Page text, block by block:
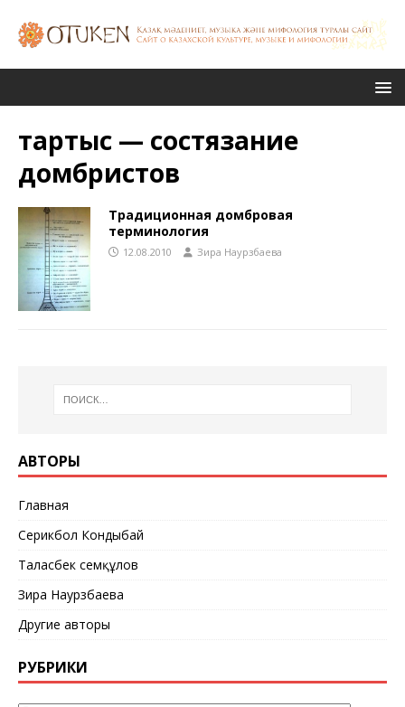
тартыс — состязание
домбристов
Традиционная домбровая
терминология
12.08.2010 Зира Наурзбаева
АВТОРЫ
Главная
Серикбол Кондыбай
Таласбек Әсемқұлов
Зира Наурзбаева
Другие авторы
РУБРИКИ